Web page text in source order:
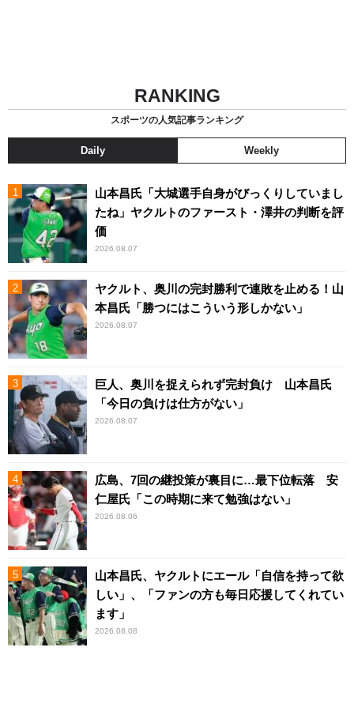
RANKING
スポーツの人気記事ランキング
Daily Weekly
山本昌氏「大城選手自身がびっくりしていまし
たね」ヤクルトのファースト・澤井の判断を評
価
2026.08.07
ヤクルト、奥川の完封勝利で連敗を止める！山
本昌氏「勝つにはこういう形しかない」
2026.08.07
巨人、奥川を捉えられず完封負け 山本昌氏
「今日の負けは仕方がない」
2026.08.07
広島、7回の継投策が裏目に…最下位転落 安
仁屋氏「この時期に来て勉強はない」
2026.08.06
山本昌氏、ヤクルトにエール「自信を持って欲
しい」、「ファンの方も毎日応援してくれてい
ます」
2026.08.08